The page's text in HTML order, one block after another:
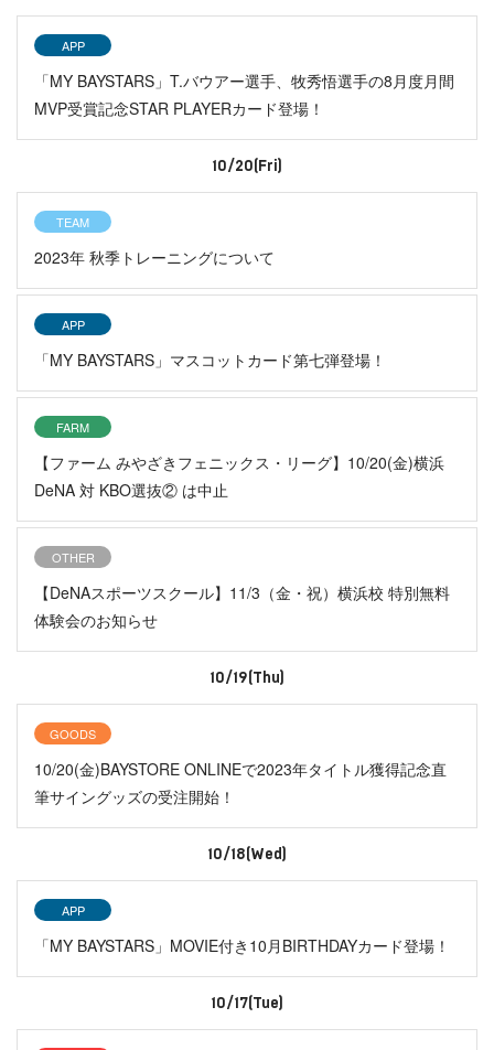
APP
「MY BAYSTARS」T.バウアー選手、牧秀悟選手の8月度月間
MVP受賞記念STAR PLAYERカード登場！
10/20(Fri)
TEAM
2023年 秋季トレーニングについて
APP
「MY BAYSTARS」マスコットカード第七弾登場！
FARM
【ファーム みやざきフェニックス・リーグ】10/20(金)横浜
DeNA 対 KBO選抜② は中止
OTHER
【DeNAスポーツスクール】11/3（金・祝）横浜校 特別無料
体験会のお知らせ
10/19(Thu)
GOODS
10/20(金)BAYSTORE ONLINEで2023年タイトル獲得記念直
筆サイングッズの受注開始！
10/18(Wed)
APP
「MY BAYSTARS」MOVIE付き10月BIRTHDAYカード登場！
10/17(Tue)